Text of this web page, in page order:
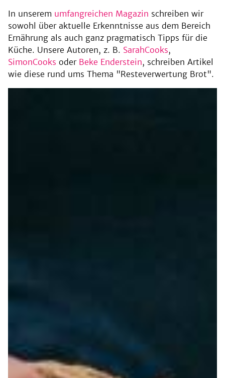
In unserem umfangreichen Magazin schreiben wir
sowohl über aktuelle Erkenntnisse aus dem Bereich
Ernährung als auch ganz pragmatisch Tipps für die
Küche. Unsere Autoren, z. B. SarahCooks,
SimonCooks oder Beke Enderstein, schreiben Artikel
wie diese rund ums Thema "Resteverwertung Brot".